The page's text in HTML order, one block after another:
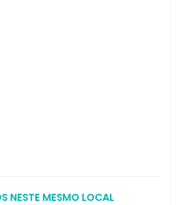
NESTE MESMO LOCAL